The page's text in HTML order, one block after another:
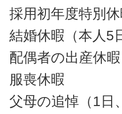
採用初年度特別休
結婚休暇（本人5
配偶者の出産休
服喪休暇
父母の追悼（1日